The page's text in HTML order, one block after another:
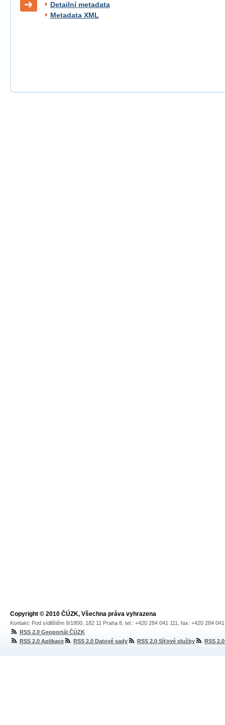
Detailní metadata
Metadata XML
Copyright © 2010 ČÚZK, Všechna práva vyhrazena
Kontakt: Pod sídlištěm 9/1800, 182 11 Praha 8, tel.: +420 284 041 111, fax: +420 284
RSS 2.0 Geoportál ČÚZK
RSS 2.0 Aplikace
RSS 2.0 Datové sady RSS 2.0 Síťové služby RSS